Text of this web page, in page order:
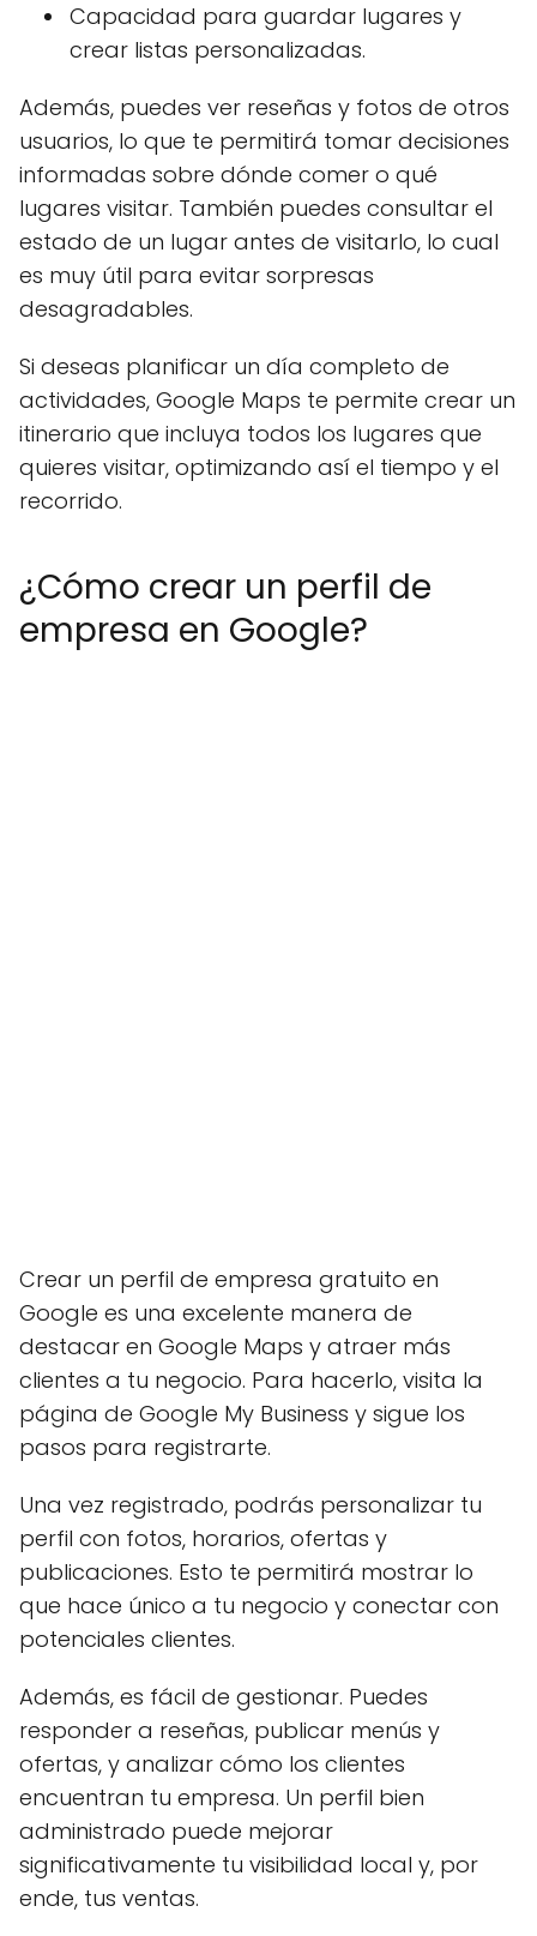
Capacidad para guardar lugares y
crear listas personalizadas.
Además, puedes ver reseñas y fotos de otros
usuarios, lo que te permitirá tomar decisiones
informadas sobre dónde comer o qué
lugares visitar. También puedes consultar el
estado de un lugar antes de visitarlo, lo cual
es muy útil para evitar sorpresas
desagradables.
Si deseas planificar un día completo de
actividades, Google Maps te permite crear un
itinerario que incluya todos los lugares que
quieres visitar, optimizando así el tiempo y el
recorrido.
¿Cómo crear un perfil de
empresa en Google?
Crear un perfil de empresa gratuito en
Google es una excelente manera de
destacar en Google Maps y atraer más
clientes a tu negocio. Para hacerlo, visita la
página de Google My Business y sigue los
pasos para registrarte.
Una vez registrado, podrás personalizar tu
perfil con fotos, horarios, ofertas y
publicaciones. Esto te permitirá mostrar lo
que hace único a tu negocio y conectar con
potenciales clientes.
Además, es fácil de gestionar. Puedes
responder a reseñas, publicar menús y
ofertas, y analizar cómo los clientes
encuentran tu empresa. Un perfil bien
administrado puede mejorar
significativamente tu visibilidad local y, por
ende, tus ventas.